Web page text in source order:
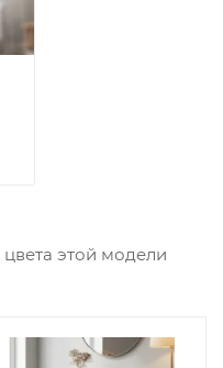
этой модели